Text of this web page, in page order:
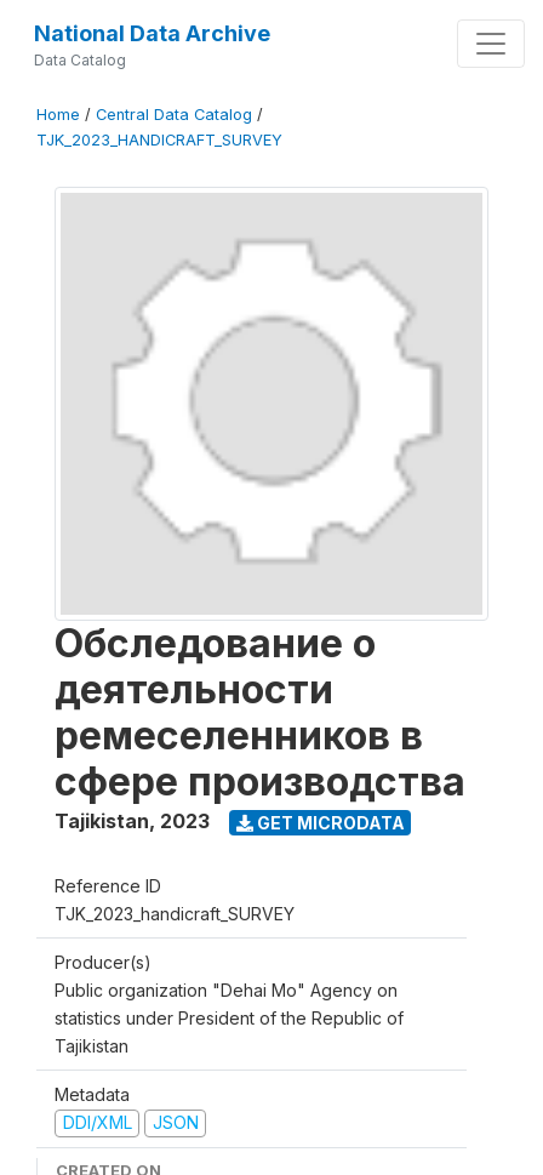
National Data Archive
Data Catalog
Home / Central Data Catalog /
TJK_2023_HANDICRAFT_SURVEY
Обследование о
деятельности
ремеселенников в
сфере производства
Tajikistan, 2023 GET MICRODATA
Reference ID
TJK_2023_handicraft_SURVEY
Producer(s)
Public organization "Dehai Mo" Agency on
statistics under President of the Republic of
Tajikistan
Metadata
DDI/XML
JSON
CREATED ON